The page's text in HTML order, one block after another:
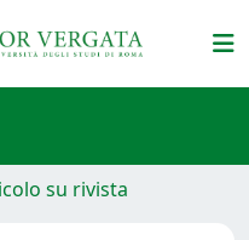
su rivista